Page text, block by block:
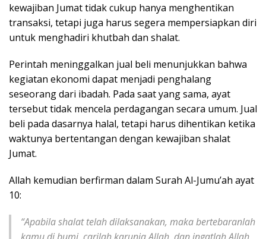
kewajiban Jumat tidak cukup hanya menghentikan
transaksi, tetapi juga harus segera mempersiapkan diri
untuk menghadiri khutbah dan shalat.
Perintah meninggalkan jual beli menunjukkan bahwa
kegiatan ekonomi dapat menjadi penghalang
seseorang dari ibadah. Pada saat yang sama, ayat
tersebut tidak mencela perdagangan secara umum. Jual
beli pada dasarnya halal, tetapi harus dihentikan ketika
waktunya bertentangan dengan kewajiban shalat
Jumat.
Allah kemudian berfirman dalam Surah Al-Jumu’ah ayat
10:
“Apabila shalat telah dilaksanakan, maka bertebaranlah
kamu di bumi, carilah karunia Allah, dan ingatlah Allah